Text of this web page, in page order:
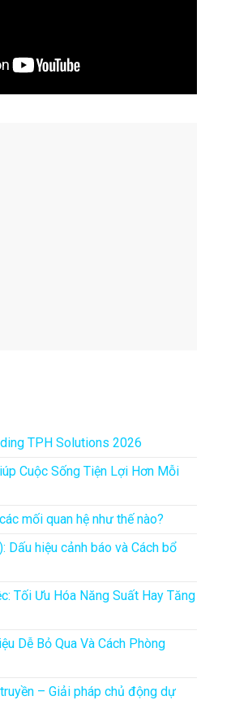
TPH Solutions 2026
Cuộc Sống Tiện Lợi Hơn Mỗi
mối quan hệ như thế nào?
Dấu hiệu cảnh báo và Cách bổ
Tối Ưu Hóa Năng Suất Hay Tăng
Dễ Bỏ Qua Và Cách Phòng
– Giải pháp chủ động dự